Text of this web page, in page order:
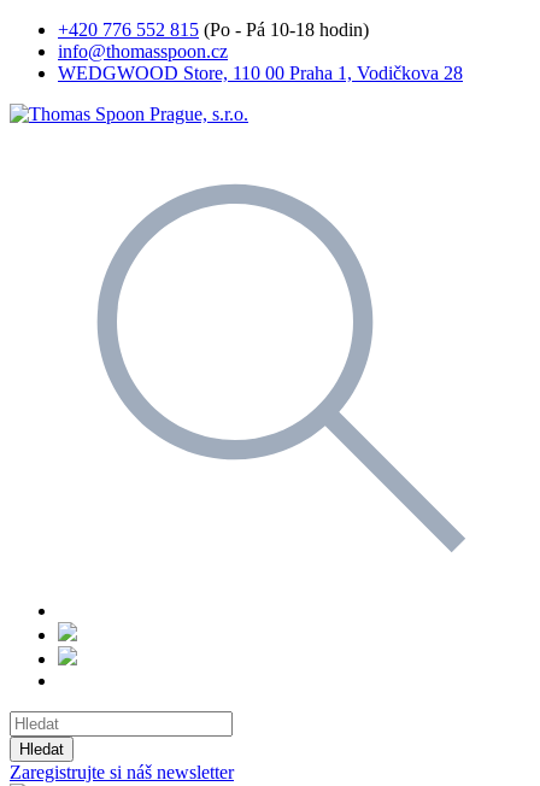
+420 776 552 815 (Po - Pá 10-18 hodin)
info@thomasspoon.cz
WEDGWOOD Store, 110 00 Praha 1, Vodičkova 28
Hledat
Zaregistrujte si náš newsletter